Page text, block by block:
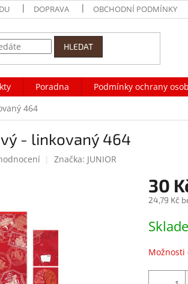
DOPRAVA OBCHODNÍ PODMÍNKY
HLEDAT
Poradna Podmínky ochrany
464
- linkovaný 464
Značka: JUNIOR
30
24,79 Kč
cena: